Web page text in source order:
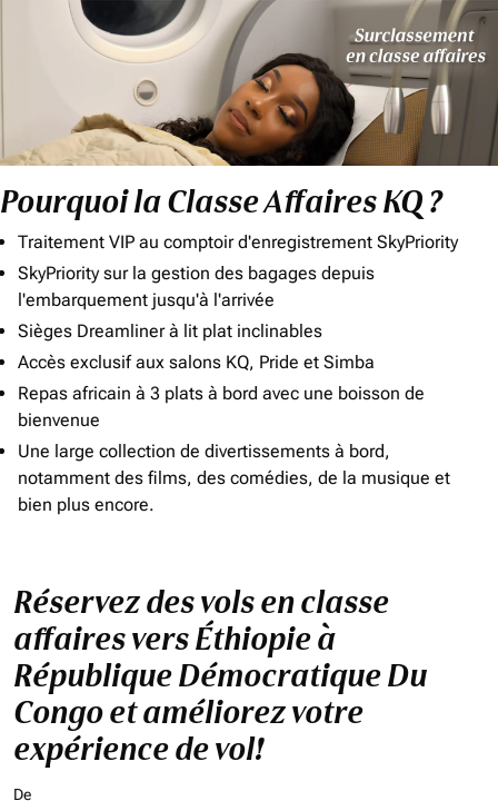
Pourquoi la Classe Affaires KQ ?
Traitement VIP au comptoir d'enregistrement SkyPriority
SkyPriority sur la gestion des bagages depuis
l'embarquement jusqu'à l'arrivée
Sièges Dreamliner à lit plat inclinables
Accès exclusif aux salons KQ, Pride et Simba
Repas africain à 3 plats à bord avec une boisson de
bienvenue
Une large collection de divertissements à bord,
notamment des films, des comédies, de la musique et
bien plus encore.
Réservez des vols en classe
affaires vers Éthiopie à
République Démocratique Du
Congo et améliorez votre
expérience de vol!
De